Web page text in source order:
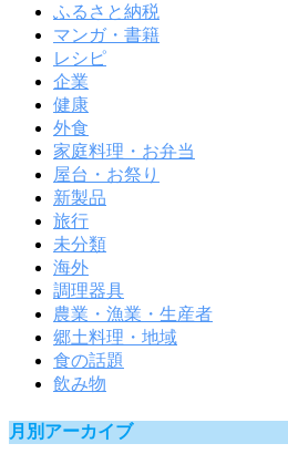
ふるさと納税
マンガ・書籍
レシピ
企業
健康
外食
家庭料理・お弁当
屋台・お祭り
新製品
旅行
未分類
海外
調理器具
農業・漁業・生産者
郷土料理・地域
食の話題
飲み物
月別アーカイブ